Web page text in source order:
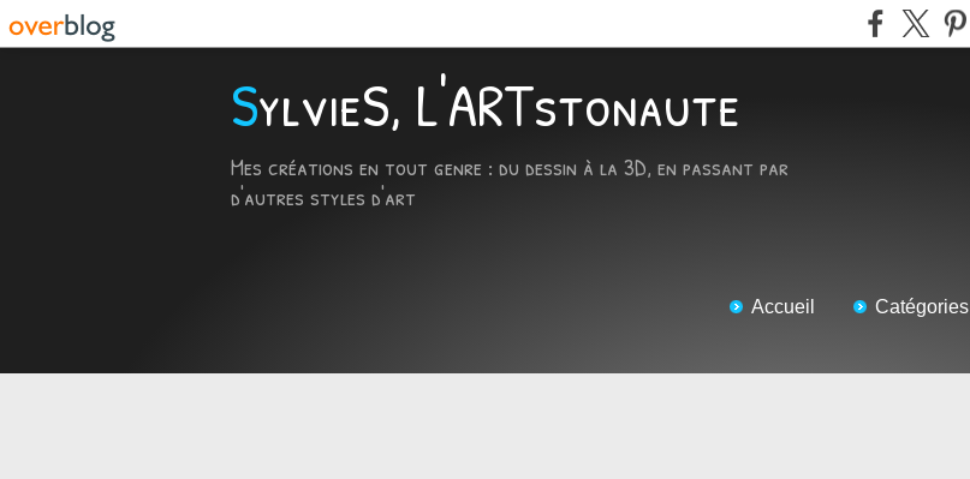
SylvieS, L'ARTstonaute
Mes créations en tout genre : du dessin à la 3D, en passant par
d'autres styles d'art
Accueil Catégories